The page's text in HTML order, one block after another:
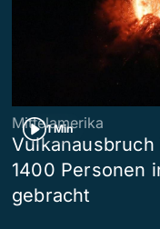
1 Min
Mittelamerika
Vulkanausbruch
1400 Personen
gebracht